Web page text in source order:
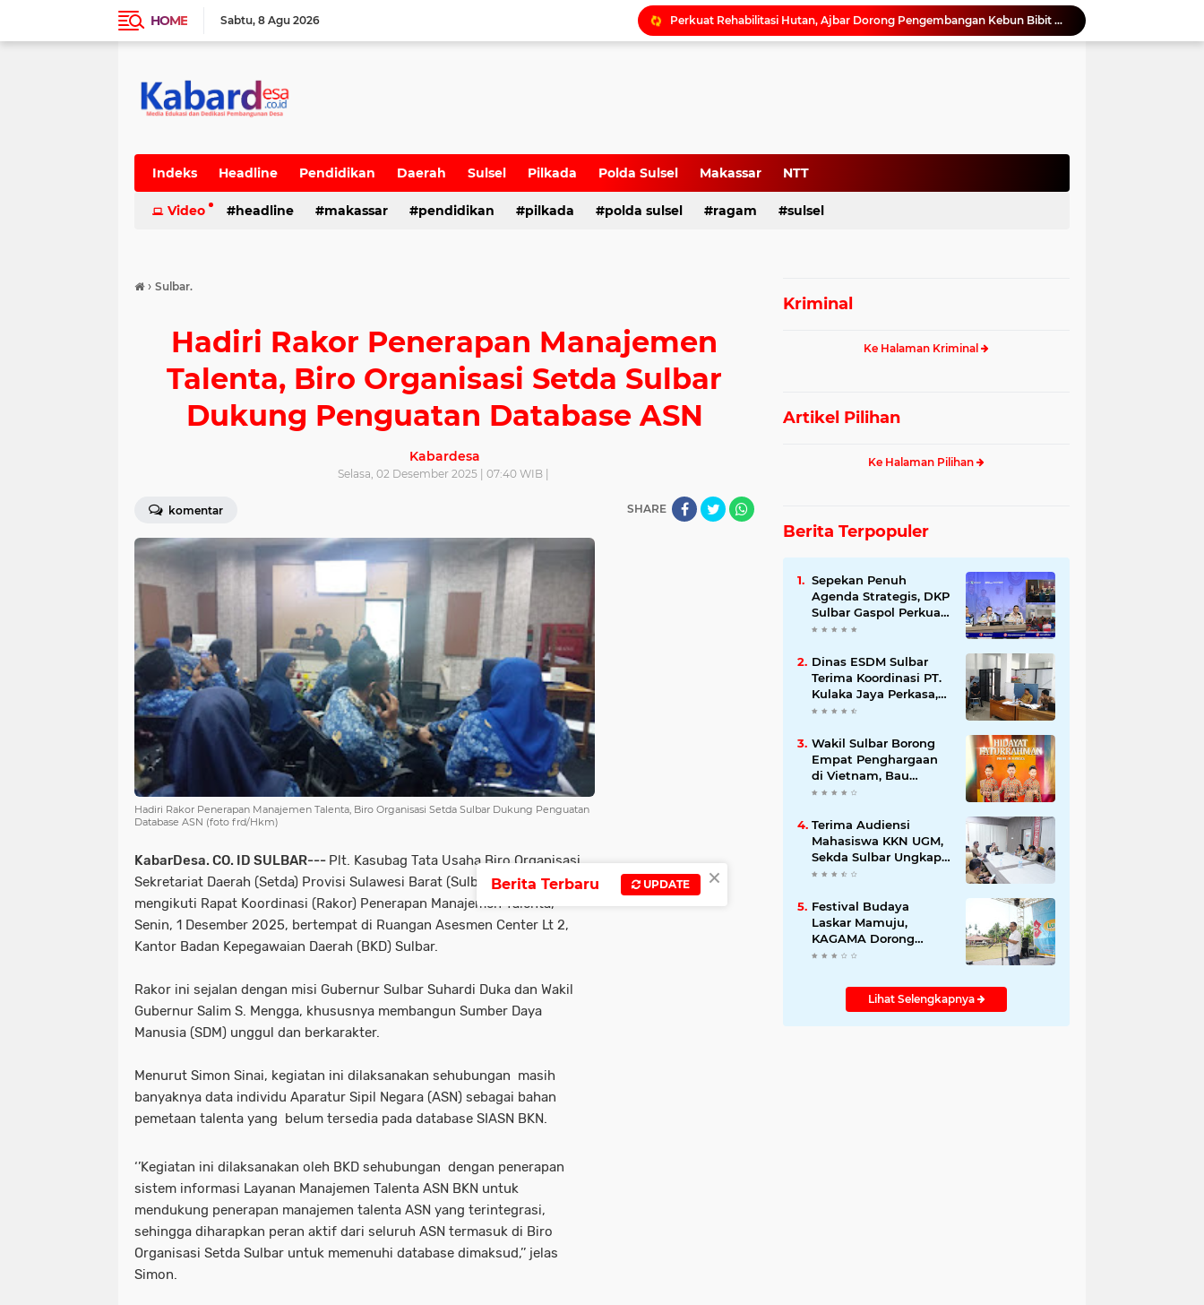
HOME Sabtu 8 Agu 2026
Perkuat Rehabilitasi Hutan, Ajbar Dorong Pengembangan Kebun Bibit Rakyat di Sulbar
Pemprov Sulbar Kawal Tata Kelola Tambang Pasir Laut, Kabid Minerba Pimpin Rapat RKAB PT. Kulaka Jaya Perkasa
Kadis ESDM Bujaeramy : Pentingnya Persiapan yang Matang dan Sinergitas Sukseskan HUT RI ke-81 dan Hari Jadi Sulawesi Barat ke-22
Indeks Headline Pendidikan Daerah Sulsel Pilkada Polda Sulsel Makassar NTT
Video headline makassar pendidikan pilkada polda sulsel ragam sulsel
› Sulbar.
Hadiri Rakor Penerapan Manajemen
Talenta, Biro Organisasi Setda Sulbar
Dukung Penguatan Database ASN
Kabardesa
Selasa, 02 Desember 2025 | 07:40 WIB |
komentar SHARE
Hadiri Rakor Penerapan Manajemen Talenta, Biro Organisasi Setda Sulbar Dukung Penguatan
Database ASN (foto frd/Hkm)
KabarDesa. CO. ID SULBAR--- Plt. Kasubag Tata Usaha Biro Organisasi
Sekretariat Daerah (Setda) Provisi Sulawesi Barat (Sulbar) Simon Sinai
mengikuti Rapat Koordinasi (Rakor) Penerapan Manajemen Talenta,
Senin, 1 Desember 2025, bertempat di Ruangan Asesmen Center Lt 2,
Kantor Badan Kepegawaian Daerah (BKD) Sulbar.
Rakor ini sejalan dengan misi Gubernur Sulbar Suhardi Duka dan Wakil
Gubernur Salim S. Mengga, khususnya membangun Sumber Daya
Manusia (SDM) unggul dan berkarakter.
Menurut Simon Sinai, kegiatan ini dilaksanakan sehubungan masih
banyaknya data individu Aparatur Sipil Negara (ASN) sebagai bahan
pemetaan talenta yang belum tersedia pada database SIASN BKN.
‘’Kegiatan ini dilaksanakan oleh BKD sehubungan dengan penerapan
sistem informasi Layanan Manajemen Talenta ASN BKN untuk
mendukung penerapan manajemen talenta ASN yang terintegrasi,
sehingga diharapkan peran aktif dari seluruh ASN termasuk di Biro
Organisasi Setda Sulbar untuk memenuhi database dimaksud,’’ jelas
Simon.
Kriminal
Ke Halaman Kriminal
Artikel Pilihan
Ke Halaman Pilihan
Berita Terpopuler
Sepekan Penuh
Agenda Strategis, DKP
Sulbar Gaspol Perkuat
Pembangunan Sektor
Perikanan
Dinas ESDM Sulbar
Terima Koordinasi PT.
Kulaka Jaya Perkasa,
Bahas Kelanjutan
Wakil Sulbar Borong
Empat Penghargaan
di Vietnam, Bau
Akram Dai :
dan Budaya Sulawesi
Barat ke Panggung
Dunia
Terima Audiensi
Mahasiswa KKN UGM,
Sekda Sulbar Ungkap
Tantangan
dan Pendidikan
Festival Budaya
Laskar Mamuju,
KAGAMA Dorong
Pelestarian Tradisi dan
Afirmasi di UGM
Lihat Selengkapnya
×
Berita Terbaru UPDATE